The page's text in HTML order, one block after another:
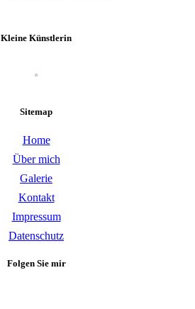
Kleine Künstlerin
Sitemap
Home
Über mich
Galerie
Kontakt
Impressum
Datenschutz
Folgen Sie mir